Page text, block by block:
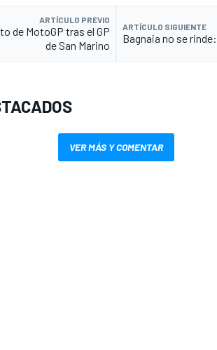
ARTÍCULO PREVIO
de MotoGP tras el GP
de San Marino
ARTÍCULO SIGUIENTE
Bagnaia no se
VER MÁS Y COMENTAR